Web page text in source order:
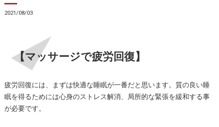
2021/08/03
【マッサージで疲労回復】
疲労回復には、まずは快適な睡眠が一番だと思います。質の良い睡
眠を得るためには心身のストレス解消、局所的な緊張を緩和する事
が必要です。